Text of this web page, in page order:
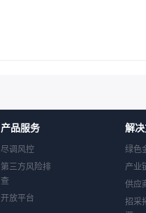
产品服务
尽调风控
第三方风险排
查
开放平台
解
绿色
产业
供应
招采